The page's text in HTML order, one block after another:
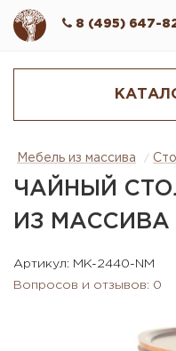
8 (495) 647-
Мебель из массива
ЧАЙНЫЙ
ИЗ МАССИВА
Артикул: MK-2440-NM
Вопросов и отзывов: 0